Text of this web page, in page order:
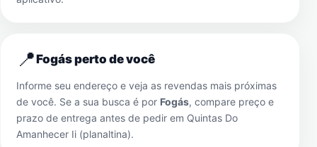
📍Fogás perto de você
Informe seu endereço e veja as revendas mais próximas
de você. Se a sua busca é por Fogás, compare preço e
prazo de entrega antes de pedir em Quintas Do
Amanhecer Ii (planaltina).